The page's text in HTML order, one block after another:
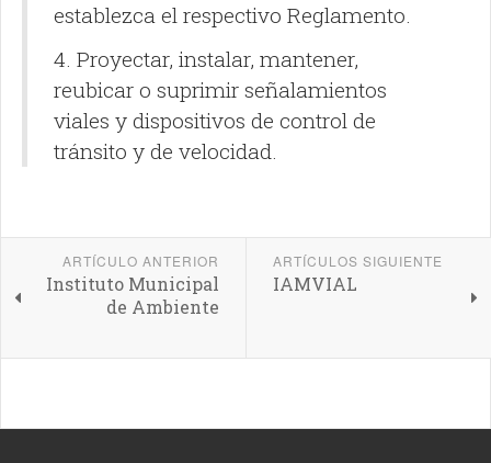
establezca el respectivo Reglamento.
4. Proyectar, instalar, mantener,
reubicar o suprimir señalamientos
viales y dispositivos de control de
tránsito y de velocidad.
ARTÍCULO ANTERIOR
Instituto Municipal
de Ambiente
ARTÍCULOS SIGUIENTE
IAMVIAL